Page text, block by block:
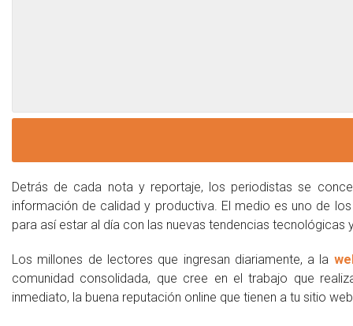
Detrás de cada nota y reportaje, los periodistas se
información de calidad y productiva. El medio es uno de
para así estar al día con las nuevas tendencias
Los millones de lectores que ingresan diariamente, a la
comunidad consolidada, que cree en el trabajo que
inmediato, la buena reputación online que tienen a tu sitio